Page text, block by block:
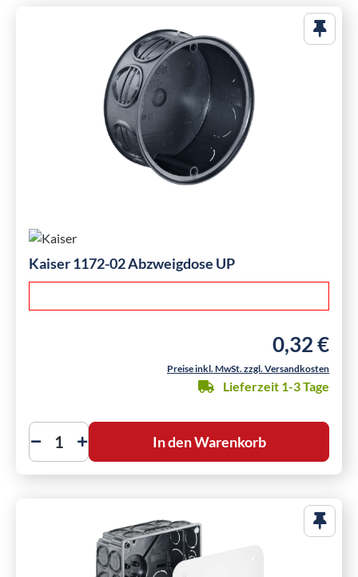
Kaiser 1172-02 Abzweigdose UP
Regulärer
0,32 €
Preise inkl. MwSt. zzgl. Versandkosten
Lieferzeit 1-3 Tage
In den Warenkorb